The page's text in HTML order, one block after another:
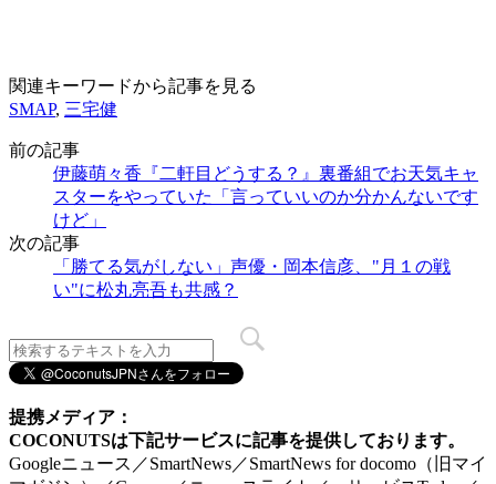
関連キーワードから記事を見る
SMAP, 三宅健
前の記事
伊藤萌々香『二軒目どうする？』裏番組でお天気キャ
スターをやっていた「言っていいのか分かんないです
けど」
次の記事
「勝てる気がしない」声優・岡本信彦、"月１の戦
い"に松丸亮吾も共感？
提携メディア：
COCONUTSは下記サービスに記事を提供しております。
Googleニュース／SmartNews／SmartNews for docomo（旧マイ